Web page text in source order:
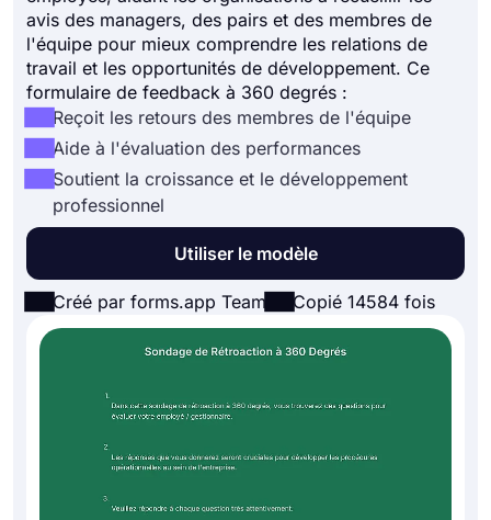
avis des managers, des pairs et des membres de
l'équipe pour mieux comprendre les relations de
travail et les opportunités de développement. Ce
formulaire de feedback à 360 degrés :
Reçoit les retours des membres de l'équipe
Aide à l'évaluation des performances
Soutient la croissance et le développement
professionnel
Utiliser le modèle
Créé par forms.app Team Copié 14584 fois